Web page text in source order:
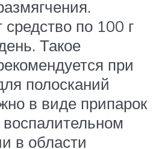
по 100 г
Такое
при
полосканий
в виде припарок
в области